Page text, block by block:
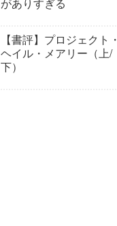
がありすぎる
【書評】プロジェクト・
ヘイル・メアリー（上/
下）